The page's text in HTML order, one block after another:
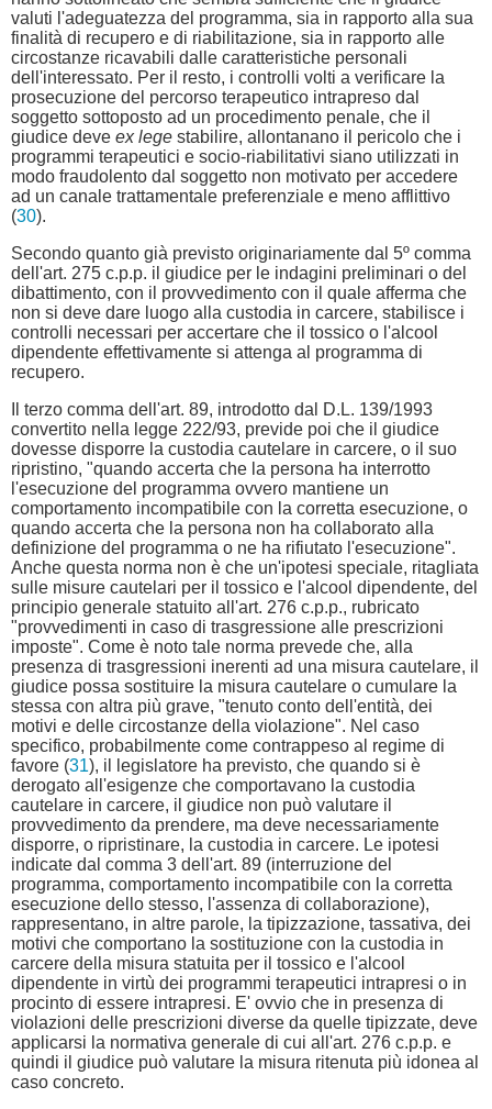
valuti l'adeguatezza del programma, sia in rapporto alla sua
finalità di recupero e di riabilitazione, sia in rapporto alle
circostanze ricavabili dalle caratteristiche personali
dell'interessato. Per il resto, i controlli volti a verificare la
prosecuzione del percorso terapeutico intrapreso dal
soggetto sottoposto ad un procedimento penale, che il
giudice deve ex lege stabilire, allontanano il pericolo che i
programmi terapeutici e socio-riabilitativi siano utilizzati in
modo fraudolento dal soggetto non motivato per accedere
ad un canale trattamentale preferenziale e meno afflittivo
(30).
Secondo quanto già previsto originariamente dal 5º comma
dell'art. 275 c.p.p. il giudice per le indagini preliminari o del
dibattimento, con il provvedimento con il quale afferma che
non si deve dare luogo alla custodia in carcere, stabilisce i
controlli necessari per accertare che il tossico o l'alcool
dipendente effettivamente si attenga al programma di
recupero.
Il terzo comma dell'art. 89, introdotto dal D.L. 139/1993
convertito nella legge 222/93, previde poi che il giudice
dovesse disporre la custodia cautelare in carcere, o il suo
ripristino, "quando accerta che la persona ha interrotto
l'esecuzione del programma ovvero mantiene un
comportamento incompatibile con la corretta esecuzione, o
quando accerta che la persona non ha collaborato alla
definizione del programma o ne ha rifiutato l'esecuzione".
Anche questa norma non è che un'ipotesi speciale, ritagliata
sulle misure cautelari per il tossico e l'alcool dipendente, del
principio generale statuito all'art. 276 c.p.p., rubricato
"provvedimenti in caso di trasgressione alle prescrizioni
imposte". Come è noto tale norma prevede che, alla
presenza di trasgressioni inerenti ad una misura cautelare, il
giudice possa sostituire la misura cautelare o cumulare la
stessa con altra più grave, "tenuto conto dell'entità, dei
motivi e delle circostanze della violazione". Nel caso
specifico, probabilmente come contrappeso al regime di
favore (31), il legislatore ha previsto, che quando si è
derogato all'esigenze che comportavano la custodia
cautelare in carcere, il giudice non può valutare il
provvedimento da prendere, ma deve necessariamente
disporre, o ripristinare, la custodia in carcere. Le ipotesi
indicate dal comma 3 dell'art. 89 (interruzione del
programma, comportamento incompatibile con la corretta
esecuzione dello stesso, l'assenza di collaborazione),
rappresentano, in altre parole, la tipizzazione, tassativa, dei
motivi che comportano la sostituzione con la custodia in
carcere della misura statuita per il tossico e l'alcool
dipendente in virtù dei programmi terapeutici intrapresi o in
procinto di essere intrapresi. E' ovvio che in presenza di
violazioni delle prescrizioni diverse da quelle tipizzate, deve
applicarsi la normativa generale di cui all'art. 276 c.p.p. e
quindi il giudice può valutare la misura ritenuta più idonea al
caso concreto.